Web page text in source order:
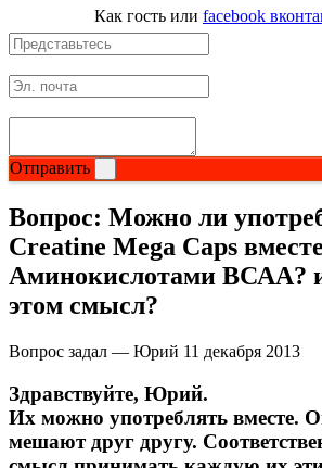
Как гость или facebook
Отправить
Вопрос: Можно ли
Creatine Mega Caps
Аминокислотами ВСАА?
этом смысл?
Вопрос задал — Юрий 11 декабря 2013
Здравствуйте, Юрий.
Их можно употреблять вместе.
мешают друг другу.